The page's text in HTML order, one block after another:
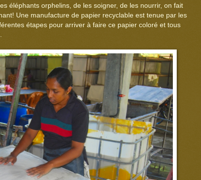
éléphants orphelins, de les soigner, de les nourrir, on fait
Une manufacture de papier recyclable est tenue par les
étapes pour arriver à faire ce papier coloré et tous